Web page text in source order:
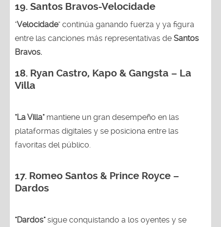
19. Santos Bravos-Velocidade
"Velocidade" continúa ganando fuerza y ya figura
entre las canciones más representativas de Santos
Bravos.
18. Ryan Castro, Kapo & Gangsta – La
Villa
"La Villa"mantiene un gran desempeño en las
plataformas digitales y se posiciona entre las
favoritas del público.
17. Romeo Santos & Prince Royce –
Dardos
"Dardos"sigue conquistando a los oyentes y se